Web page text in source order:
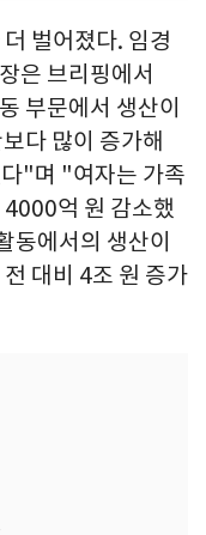
벌어졌다. 임경
은 브리핑에서
부문에서 생산이
다 많이 증가해
"며 "여자는 가족
억 원 감소했
동에서의 생산이
대비 4조 원 증가